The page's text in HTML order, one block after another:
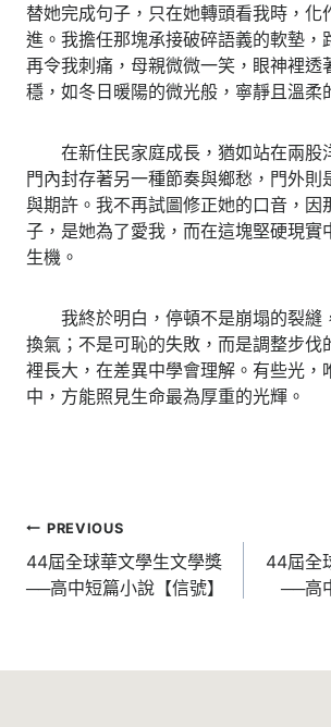
替她完成句子，只在她轉頭看我時，化
進。我擔任那塊承接破碎語義的軟墊，
再令我刺痛，母親微微一笑，眼神裡透
穩，如冬日暖陽的微光般，寧靜且溫柔
在新住民家庭成長，猶如站在兩股
門內封存著另一種節奏與鄉愁，門外則
與期許。我不再試圖修正她的口音，因
子，是她為了愛我，而在這塊堅硬現實
生機。
我終於明白，停頓不是崩塌的裂縫
換氣；不是可恥的失敗，而是調整步伐
裡長大，在差異中學會理解。有些光，
中，方能照見生命最為厚重的光輝。
文
章
導
PREVIOUS
44屆全球華文學生文學獎
──高中短篇小說【信號】
44屆全
──高